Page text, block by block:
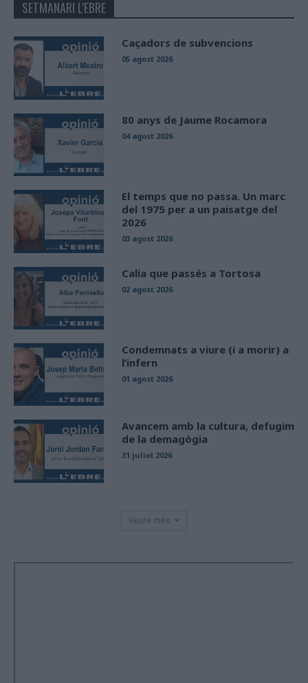
SETMANARI L'EBRE
Caçadors de subvencions
05 agost 2026
80 anys de Jaume Rocamora
04 agost 2026
El temps que no passa. Un marc
del 1975 per a un paisatge del
2026
03 agost 2026
Calia que passés a Tortosa
02 agost 2026
Condemnats a viure (i a morir) a
l’infern
01 agost 2026
Avancem amb la cultura, defugim
de la demagògia
31 juliol 2026
Veure més